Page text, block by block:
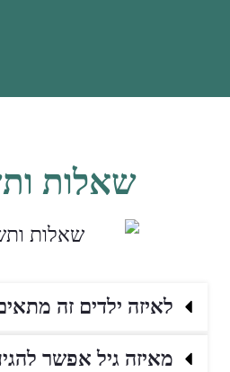
שאלות
לאיזה ילדים זה
מאיזה גיל אפשר